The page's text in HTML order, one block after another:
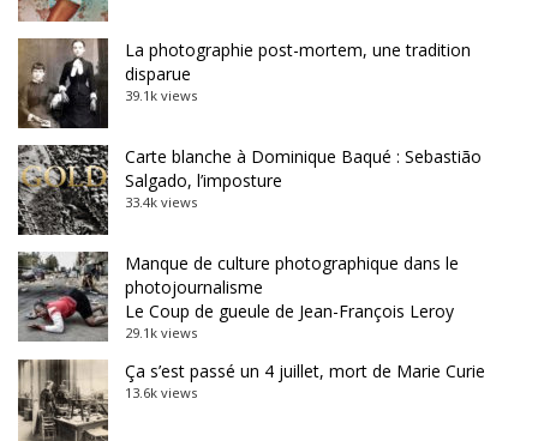
La photographie post-mortem, une tradition
disparue
39.1k views
Carte blanche à Dominique Baqué : Sebastião
Salgado, l’imposture
33.4k views
Manque de culture photographique dans le
photojournalisme
Le Coup de gueule de Jean-François Leroy
29.1k views
Ça s’est passé un 4 juillet, mort de Marie Curie
13.6k views